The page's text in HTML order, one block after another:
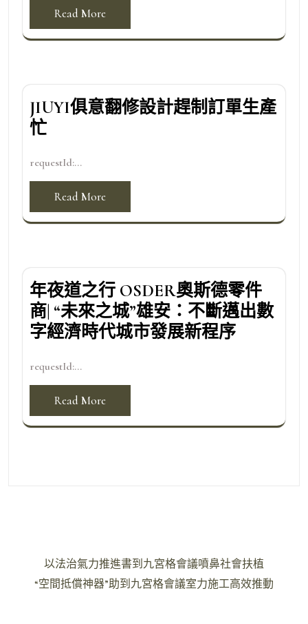
Read More
JIUYI俱意翻修設計趕制訂單生產
忙
requestId:...
Read More
年夜道之行 OSDER奧斯德零件
商| “未來之城”雄安：不斷邁出數
字經濟時代城市發展新程序
requestId:...
Read More
以法治氣力推進書到九宮格會議噴鼻社會扶植
“空間抵償神器”助到九宮格會議室力施工高效推動